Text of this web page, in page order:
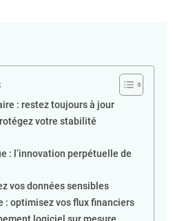
: restez toujours à jour
votre stabilité
: l’innovation perpétuelle de
vos données sensibles
: optimisez vos flux financiers